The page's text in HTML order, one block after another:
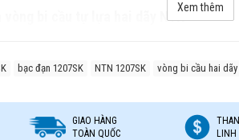
vòng bi cầu tự lựa hai dãy NTN
Ring)
Ring)
lăn để chứa hai dãy bi.
Xem thêm
bạc đạn 1207SK NTN 1207SK vòng bi cầu hai
GIAO HÀNG
TOÀN QUỐC